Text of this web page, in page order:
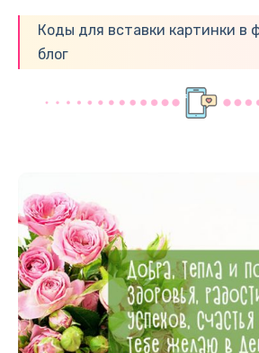
Коды для вставки картинки в
блог